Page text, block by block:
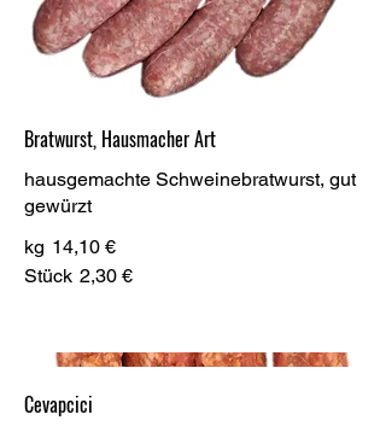
Bratwurst, Hausmacher Art
hausgemachte Schweinebratwurst, gut
gewürzt
kg 14,10 €
Stück 2,30 €
Cevapcici